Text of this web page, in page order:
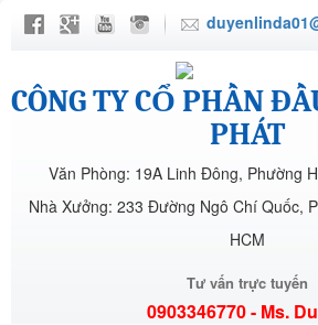
CÔNG TY CỔ PHẦN
PHÁT
Văn Phòng: 19A Linh Đông, Phường
Nhà Xưởng: 233 Đường Ngô Chí Quốc,
HCM
Tư vấn trực tuyến
0903346770 - Ms.